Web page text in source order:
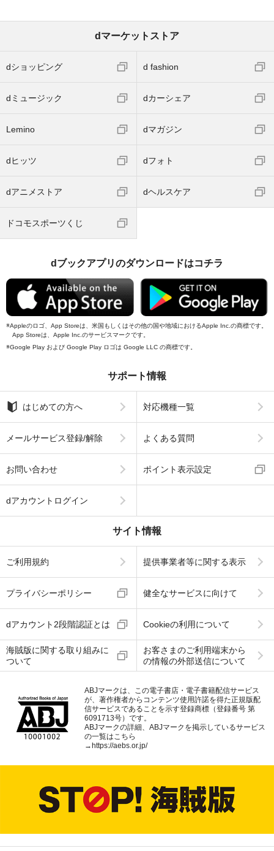
dマーケットストア
dショッピング d fashion
dミュージック dカーシェア
Lemino dマガジン
dヒッツ dフォト
dアニメストア dヘルスケア
ドコモスポーツくじ
dブックアプリのダウンロードはコチラ
Appleのロゴ、App Storeは、米国もしくはその他の国や地域におけるApple Inc.の商標です。
App Storeは、Apple Inc.のサービスマークです。
Google Play および Google Play ロゴは Google LLC の商標です。
サポート情報
はじめての方へ 対応機種一覧
メールサービス登録/解除 よくある質問
お問い合わせ ポイント表示設定
dアカウントログイン
サイト情報
ご利用規約 提供事業者等に関する表示
プライバシーポリシー 健全なサービスに向けて
dアカウント2段階認証とは Cookieの利用について
海賊版に関する取り組みに
ついて
お客さまのご利用端末から
の情報の外部送信について
ABJマークは、この電子書店・電子書籍配信サービス
が、著作権者からコンテンツ使用許諾を得た正規版配
信サービスであることを示す登録商標（登録番号 第
6091713号）です。
ABJマークの詳細、ABJマークを掲示しているサービス
の一覧はこちら
→https://aebs.or.jp/